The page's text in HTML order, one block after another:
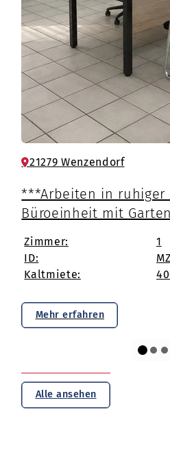
21279 Wenzendorf
***Arbeiten in ruhiger
Büroeinheit mit
Zimmer:
1
ID:
Kaltmiete:
Mehr erfahren
Alle ansehen